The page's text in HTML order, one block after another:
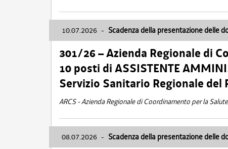
10.07.2026 - Scadenza della presentazione delle
301/26 – Azienda Regionale di
10 posti di ASSISTENTE
Servizio Sanitario Regionale del
ARCS - Azienda Regionale di Coordinamento per la Salute
08.07.2026 - Scadenza della presentazione delle